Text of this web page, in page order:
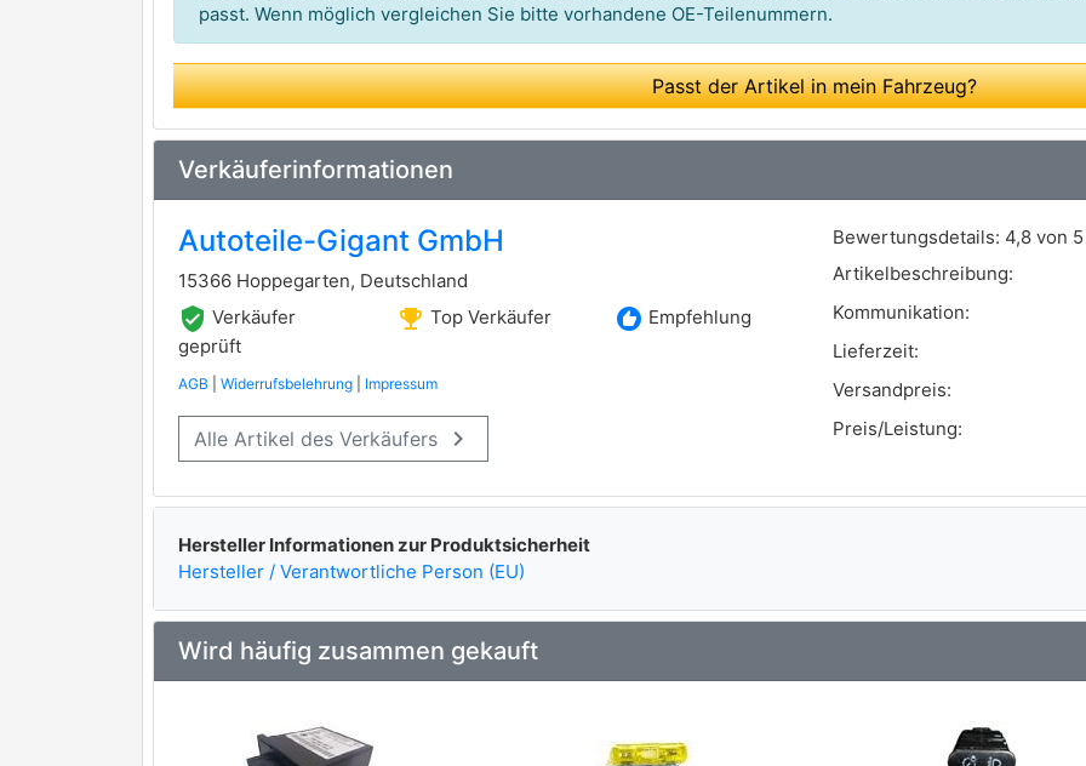
passt. Wenn möglich vergleichen Sie bitte vorhandene OE-Teilenummern.
Passt der Artikel in mein Fahrzeug?
Verkäuferinformationen
Autoteile-Gigant GmbH
15366 Hoppegarten, Deutschland
verified_user Verkäufer
geprüft
emoji_events Top Verkäufer recommend Empfehlung
AGB Widerrufsbelehrung Impressum
Alle Artikel des Verkäufers keyboard_arrow_right
Bewertungsdetails: 4,8 von 5
Artikelbeschreibung:
Kommunikation:
Lieferzeit:
Versandpreis:
Preis/Leistung:
Hersteller Informationen zur Produktsicherheit
Hersteller / Verantwortliche Person (EU)
Wird häufig zusammen gekauft